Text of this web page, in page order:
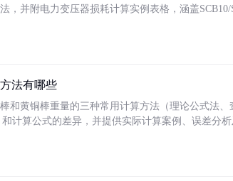
，并附电力变压器损耗计算实例表格，涵盖
法有哪些
和黄铜棒重量的三种常用计算方法（理论公式法
和计算公式的差异，并提供实际计算案例、误差分